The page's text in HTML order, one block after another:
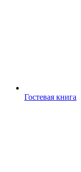
Гостевая книга